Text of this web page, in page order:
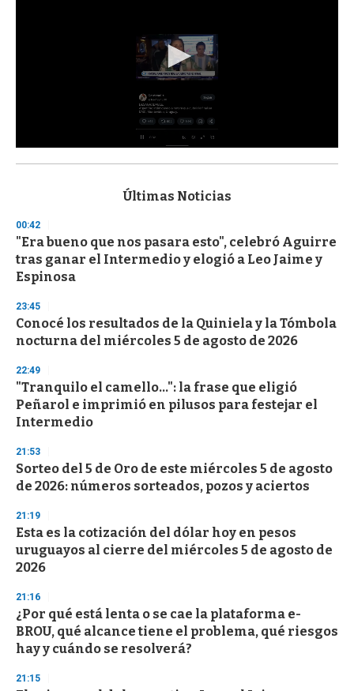
s
d
s
o
f
3
s
e
c
o
d
s
Últimas Noticias
00:42
"Era bueno que nos pasara esto", celebró Aguirre
tras ganar el Intermedio y elogió a Leo Jaime y
Espinosa
23:45
Conocé los resultados de la Quiniela y la Tómbola
nocturna del miércoles 5 de agosto de 2026
22:49
"Tranquilo el camello...": la frase que eligió
Peñarol e imprimió en pilusos para festejar el
Intermedio
21:53
Sorteo del 5 de Oro de este miércoles 5 de agosto
de 2026: números sorteados, pozos y aciertos
21:19
Esta es la cotización del dólar hoy en pesos
uruguayos al cierre del miércoles 5 de agosto de
2026
21:16
¿Por qué está lenta o se cae la plataforma e-
BROU, qué alcance tiene el problema, qué riesgos
hay y cuándo se resolverá?
21:15